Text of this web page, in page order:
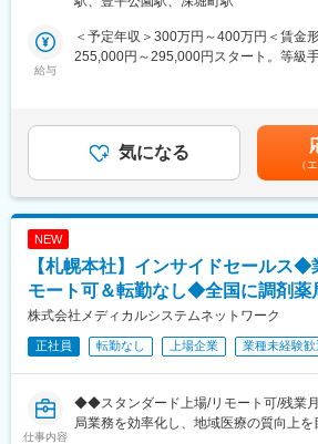
・手当：住宅手当、家族手当、育英一
・年休128日
沿った製品ラインナップを持っており、
な地域医療や、医療に携わる方々が安心
環境の提供に貢献できます。
変更の範囲：会社の定める業務
の方々が安心して生活できるよう支援す
■業務詳細
過の記録、報告書の作成、ご利用者様
康管理アドバイスなど、幅広いサポート
が安心して生活できるよう、丁寧なコミ
り、介護保険の限度額を気にせず利用で
ばれています。
全国32拠点、施術師約550名が在籍し、
■業務の魅力
資格や技術を活かし、ご利用者様の生活
給与
＜予定年収＞300万円～400万円＜賃金
255,000円～295,000円スタート。等級
気になる
（
NEW
【札幌本社】インサイドセールス
モート可＆転勤なし◆全国に調剤薬
株式会社メディカルシステムネットワーク
正社員 転勤なし 上場企業 業種未経験歓
仕事内容
◆◆スタンダード上場/リモート可/残業
局業務を効率化し、地域医療の質向上